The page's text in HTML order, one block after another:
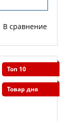
В сравнение
Топ 10
Товар дня